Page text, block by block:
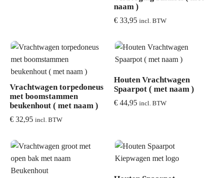
naam )
€ 33,95 incl. BTW
Vrachtwagen torpedoneus
met boomstammen
beukenhout ( met naam )
€ 32,95 incl. BTW
Houten Vrachtwagen
Spaarpot ( met naam )
€ 44,95 incl. BTW